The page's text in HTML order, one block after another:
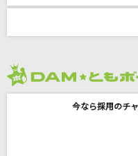
部屋
今なら採用のチ